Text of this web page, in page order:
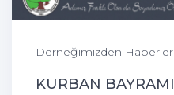
Derneğimizden Haberler
KURBAN BAYRAMI